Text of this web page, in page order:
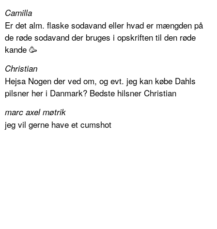
Camilla
Er det alm. flaske sodavand eller hvad er mængden på
de røde sodavand der bruges i opskriften til den røde
kande 🥳
Christian
Hejsa Nogen der ved om, og evt. jeg kan købe Dahls
pilsner her i Danmark? Bedste hilsner Christian
marc axel møtrik
jeg vil gerne have et cumshot